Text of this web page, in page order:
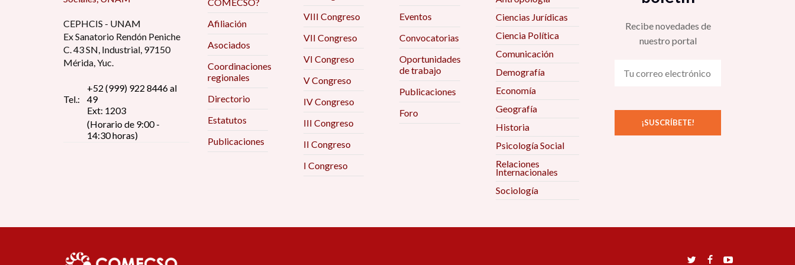
Para inscribirte da clickaquí
Acceder al taller
Para inscribirte da click
Acceder al taller
Consulta la información completaaquí.
Acceder al taller
CEPHCIS - UNAM
Ex Sanatorio Rendón Peniche
C. 43 SN, Industrial, 97150
Mérida, Yuc.
Tel.:
+52 (999) 922 8446 al
49
Ext: 1203
(Horario de 9:00 -
14:30 horas)
Afiliación
Asociados
Coordinaciones
regionales
Directorio
Estatutos
Publicaciones
VIII Congreso
VII Congreso
VI Congreso
V Congreso
IV Congreso
III Congreso
II Congreso
I Congreso
Eventos
Convocatorias
Oportunidades
de trabajo
Publicaciones
Foro
Ciencias Jurídicas
Ciencia Política
Comunicación
Demografía
Economía
Geografía
Historia
Psicología Social
Relaciones
Internacionales
Sociología
Recibe novedades de
nuestro portal